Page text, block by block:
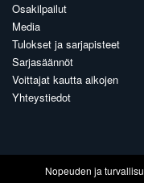
Osakilpailut
Media
Tulokset ja sarjapisteet
Sarjasäännöt
Voittajat kautta aikojen
Yhteystiedot
Nopeuden ja